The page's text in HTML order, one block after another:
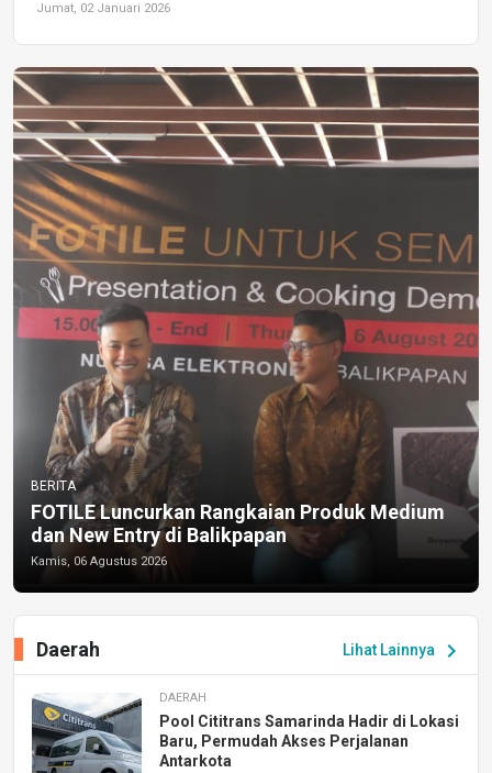
Jumat, 02 Januari 2026
BERITA
FOTILE Luncurkan Rangkaian Produk Medium
dan New Entry di Balikpapan
Kamis, 06 Agustus 2026
Lihat Lainnya chevron_right
Daerah
DAERAH
Pool Cititrans Samarinda Hadir di Lokasi
Baru, Permudah Akses Perjalanan
Antarkota